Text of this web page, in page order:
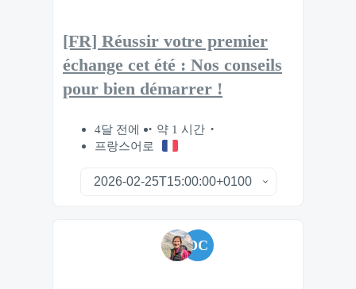
[FR] Réussir votre premier
échange cet été : Nos conseils
pour bien démarrer !
4달 전에
약 1 시간
프랑스어로
DC